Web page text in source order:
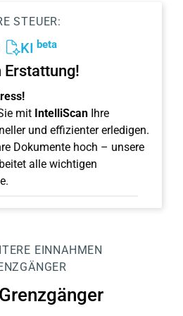
STEUER:
KI beta
Erstattung!
mit IntelliScan Ihre
und effizienter erledigen.
Dokumente hoch – unsere
alle wichtigen
EINNAHMEN